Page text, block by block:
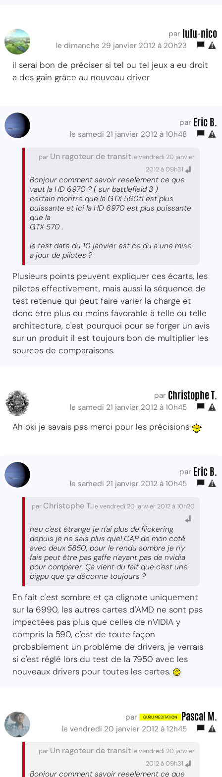
par lulu-nico
le dimanche 29 janvier 2012 à 20h23
il serai bon de préciser si tel ou tel jeux a eu droit
a des gain grâce au nouveau driver
par Eric B.
le samedi 21 janvier 2012 à 10h48
par Un ragoteur de transit le vendredi 20 janvier
2012 à 09h31
Bonjour comment savoir reeelement ce que
vaut la HD 6970 ? ( sur battlefield 3 )
certain montre que la GTX 560ti est plus
puissante et ici la HD 6970 est plus puissante
que la
GTX 570 .
le test date du 10 janvier est ce du a une mise
a jour de pilotes ?
Plusieurs points peuvent expliquer ces écarts, les
pilotes effectivement, mais aussi la séquence de
test retenue qui peut faire varier la charge et
donc être plus ou moins favorable à telle ou telle
architecture, c'est pourquoi pour se forger un avis
sur un produit il est toujours bon de multiplier les
sources de comparaisons.
par Christophe T.
le samedi 21 janvier 2012 à 10h45
Ah oki je savais pas merci pour les précisions
par Eric B.
le samedi 21 janvier 2012 à 10h45
par Christophe T. le vendredi 20 janvier 2012 à 10h20
heu c'est étrange je n'ai plus de flickering
depuis je ne sais plus quel CAP de mon coté
avec deux 5850, pour le rendu sombre je n'y
fais peut être pas gaffe n'ayant pas de nvidia
pour comparer. Ça vient du fait que c'est une
bigpu que ça déconne toujours ?
En fait c'est sombre et ça clignote uniquement
sur la 6990, les autres cartes d'AMD ne sont pas
impactées pas plus que celles de nVIDIA y
compris la 590, c'est de toute façon
probablement un problème de drivers, je verrais
si c'est réglé lors du test de la 7950 avec les
nouveaux drivers pour toutes les cartes.
par Pascal M.
le vendredi 20 janvier 2012 à 12h45
par Un ragoteur de transit le vendredi 20 janvier
2012 à 09h31
Bonjour comment savoir reeelement ce que